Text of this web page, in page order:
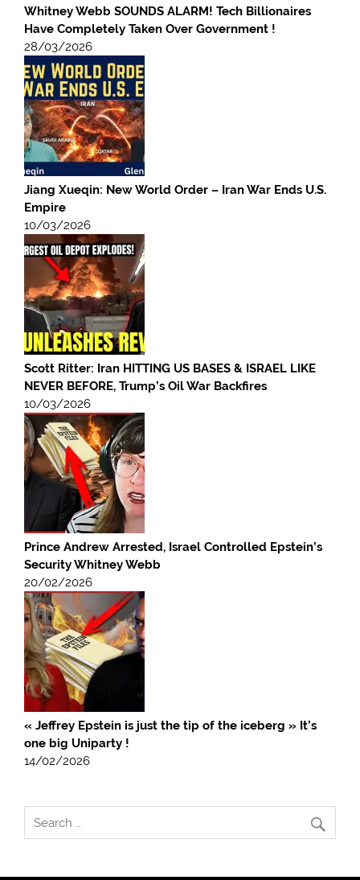
Whitney Webb SOUNDS ALARM! Tech Billionaires
Have Completely Taken Over Government !
28/03/2026
Jiang Xueqin: New World Order – Iran War Ends U.S.
Empire
10/03/2026
Scott Ritter: Iran HITTING US BASES & ISRAEL LIKE
NEVER BEFORE, Trump’s Oil War Backfires
10/03/2026
Prince Andrew Arrested, Israel Controlled Epstein’s
Security Whitney Webb
20/02/2026
« Jeffrey Epstein is just the tip of the iceberg » It’s
one big Uniparty !
14/02/2026